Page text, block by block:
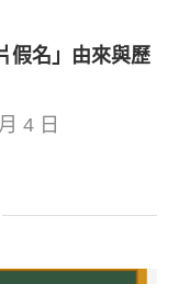
假名」由來與歷
4 日